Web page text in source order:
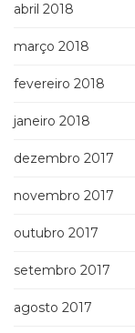
abril 2018
março 2018
fevereiro 2018
janeiro 2018
dezembro 2017
novembro 2017
outubro 2017
setembro 2017
agosto 2017